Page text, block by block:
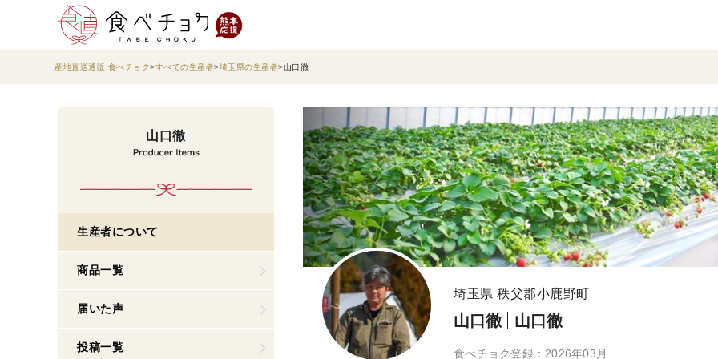
産地直送通販 食べチョク すべての生産者 埼玉県の生産者 山口徹
埼玉県 秩父郡小鹿野町
山口徹 山口徹
食べチョク登録：2026年03月
山口徹
生産者について
商品一覧
届いた声
投稿一覧